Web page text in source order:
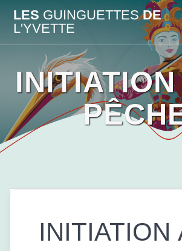
Passer
au
contenu
LES GUINGUETTESDE
L'YVETTE
INITIATION